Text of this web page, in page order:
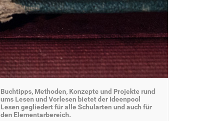
Buchtipps, Methoden, Konzepte und Projekte rund
ums Lesen und Vorlesen bietet der Ideenpool
Lesen gegliedert für alle Schularten und auch für
den Elementarbereich.